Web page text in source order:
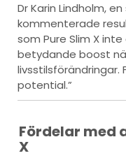
Dr Karin Lindholm,
kommenterade
som Pure Slim X
betydande boost
livsstilsförändringar.
potential.”
Fördelar med
X